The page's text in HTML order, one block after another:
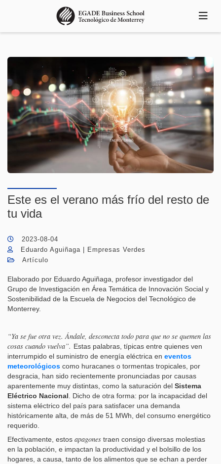
principal
Este es el verano más frío del resto de
tu vida
2023-08-04
Eduardo Aguiñaga | Empresas Verdes
Artículo
Elaborado por Eduardo Aguiñaga, profesor investigador del
Grupo de Investigación en Área Temática de Innovación Social y
Sostenibilidad de la Escuela de Negocios del Tecnológico de
Monterrey.
“Ya se fue otra vez. Ándale, desconecta todo para que no se quemen las
cosas cuando vuelva”. Estas palabras, típicas entre quienes ven
interrumpido el suministro de energía eléctrica en eventos
meteorológicos como huracanes o tormentas tropicales, por
desgracia, han sido recientemente pronunciadas por causas
aparentemente muy distintas, como la saturación del Sistema
Eléctrico Nacional . Dicho de otra forma: por la incapacidad del
sistema eléctrico del país para satisfacer una demanda
históricamente alta, de más de 51 MWh, del consumo energético
requerido.
Efectivamente, estos apagones traen consigo diversas molestias
en la población, e impactan la productividad y el bolsillo de los
hogares, a causa, tanto de los alimentos que se echan a perder